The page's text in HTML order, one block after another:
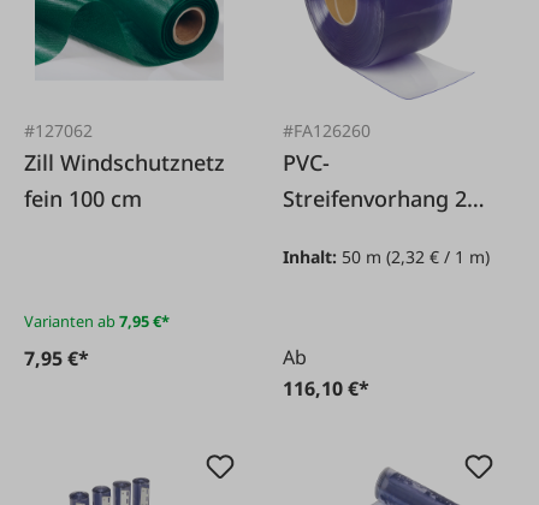
#127062
Zill Windschutznetz
fein 100 cm
Varianten ab7,95 €*
7,95 €*
#FA126260
PVC-
Streifenvorhang 20
Inhalt: 50 m(2,32 € / 1 m)
Ab
116,10 €*